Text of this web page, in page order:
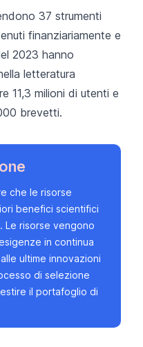
37 strumenti
finanziariamente e
2023 hanno
letteratura
11,3 milioni di utenti e
brevetti.
che le risorse
benefici scientifici
Le risorse vengono
in continua
ultime innovazioni
di selezione
il portafoglio di